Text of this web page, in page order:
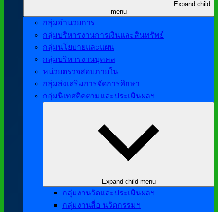
Expand child
menu
กลุ่มอำนวยการ
กลุ่มบริหารงานการเงินและสินทรัพย์
กลุ่มนโยบายและแผน
กลุ่มบริหารงานบุคคล
หน่วยตรวจสอบภายใน
กลุ่มส่งเสริมการจัดการศึกษา
กลุ่มนิเทศติดตามและประเมินผลฯ
Expand child menu
กลุ่มงานวัดและประเมินผลฯ
กลุ่มงานสื่อ นวัตกรรมฯ